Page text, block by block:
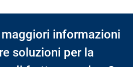
informazioni
soluzioni per la